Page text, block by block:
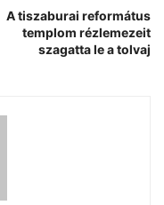
A tiszaburai református
templom rézlemezeit
szagatta le a tolvaj